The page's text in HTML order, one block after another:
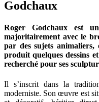
Godchaux
Roger Godchaux est
majoritairement avec le
par des sujets
produit quelques dessins
recherché pour ses
Il s’inscrit dans la
moderniste. Son œuvre est